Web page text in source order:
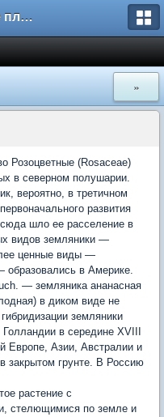
Комнатные плодовые экзоты
»
Розоцветные (Rosaceae)
в северном полушарии.
вероятно, в третичном
развития
шло ее расселение в
видов земляники —
ценные виды —
образовались в Америке.
— земляника ананасная
в диком виде не
земляники
в середине XVIII
Европе, Азии, Австралии и
закрытом грунте. В Россию
растение с
стелющимися по земле и